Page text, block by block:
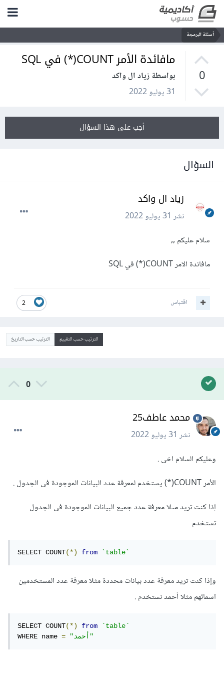
أسئلة البرمجة
0
مافائدة الأمر COUNT(*) في SQL
بواسطة زياد ال واكد
31 يوليو 2022
أجب على هذا السؤال
السؤال
زياد ال واكد
نشر31 يوليو 2022
سلام عليكم ,,
مافائدة الامر COUNT(*) في SQL
2 اقتباس
الترتيب حسب التقييم الترتيب حسب التاريخ
0
محمد عاطف25
نشر31 يوليو 2022
وعليكم السلام اخى .
الأمر COUNT(*) يستخدم لمعرفة عدد البيانات الموجودة فى الجدول .
إذا كنت تريد مثلا معرفة عدد جميع البيانات الموجودة فى الجدول
تستخدم
SELECT COUNT(*) from `table`
وإذا كنت تريد معرفة عدد بيانات محددة مثلا معرفة عدد المستخدمين
اسمائهم مثلا أحمد نستخدم .
SELECT COUNT(*) from
`table`
WHERE name = "أحمد"